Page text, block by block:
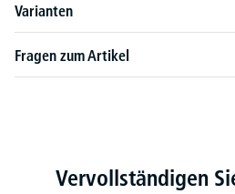
Varianten
Fragen zum Artikel
Produktgalerie überspringen
Vervollständigen